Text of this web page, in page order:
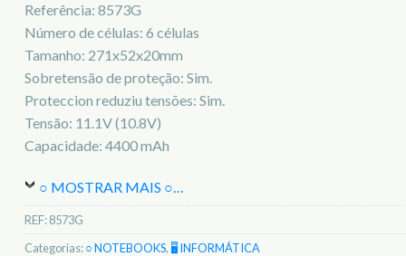
Referência: 8573G
Número de células: 6 células
Tamanho: 271x52x20mm
Sobretensão de proteção: Sim.
Proteccion reduziu tensões: Sim.
Tensão: 11.1V (10.8V)
Capacidade: 4400 mAh
○ MOSTRAR MAIS ○…
REF:8573G
Categorias:○ NOTEBOOKS, 🖥️ INFORMÁTICA